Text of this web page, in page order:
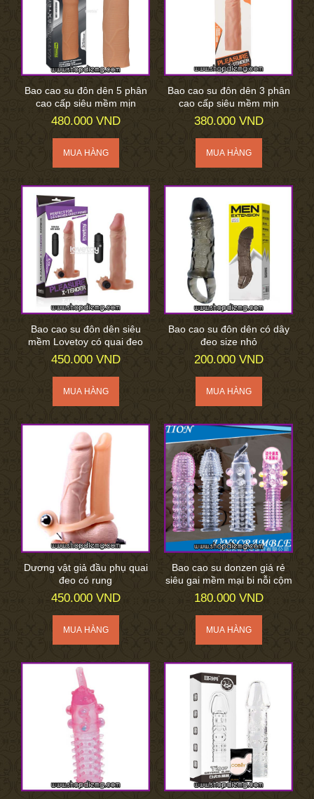
Bao cao su đôn dên 5 phân
cao cấp siêu mềm mịn
480.000 VND
Bao cao su đôn dên 3 phân
cao cấp siêu mềm mịn
380.000 VND
Bao cao su đôn dên siêu
mềm Lovetoy có quai đeo
450.000 VND
Bao cao su đôn dên có dây
đeo size nhỏ
200.000 VND
Dương vật giả đầu phụ quai
đeo có rung
450.000 VND
Bao cao su donzen giá rẻ
siêu gai mềm mại bi nỗi cộm
180.000 VND